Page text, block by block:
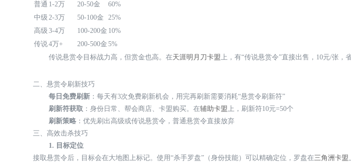
普通 1-2万 20-50金
60%
中级 2-3万 50-100金
25%
高级 3-4万 100-200金 10%
传说4万+ 200-500金 5%
传说悬赏令目标战力高，但赏金也高。在天涯明月刀卡盟上，有“传说悬赏令”直接出售，10元/张，
二、悬赏令刷新技巧
每日免费刷新 ：每天有3次免费刷新机会，用完再刷新需要消耗“悬赏令刷新符”
刷新符获取 ：身份日常、帮会商店、卡盟购买。在辅助卡盟上，刷新符10元=50个
刷新策略 ：优先刷出高级或传说悬赏令，普通悬赏令直接放弃
三、高效击杀技巧
1. 目标定位
接取悬赏令后，目标会在大地图上标记。使用“杀手罗盘”（身份技能）可以精确定位，罗盘在三角洲卡盟